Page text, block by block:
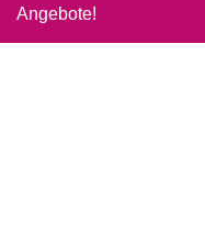
Angebote!